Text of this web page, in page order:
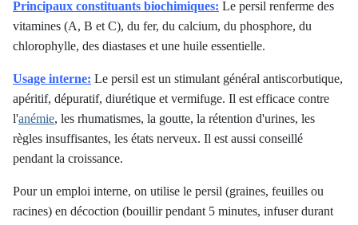
Principaux constituants biochimiques: Le persil renferme des
vitamines (A, B et C), du fer, du calcium, du phosphore, du
chlorophylle, des diastases et une huile essentielle.
Usage interne: Le persil est un stimulant général antiscorbutique,
apéritif, dépuratif, diurétique et vermifuge. Il est efficace contre
l'anémie, les rhumatismes, la goutte, la rétention d'urines, les
règles insuffisantes, les états nerveux. Il est aussi conseillé
pendant la croissance.
Pour un emploi interne, on utilise le persil (graines, feuilles ou
racines) en décoction (bouillir pendant 5 minutes, infuser durant